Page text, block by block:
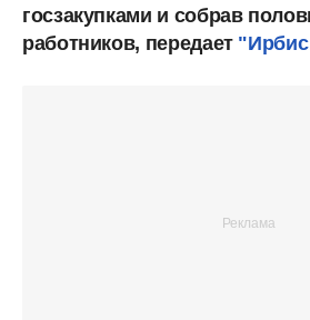
госзакупками и собрав
работников, передает